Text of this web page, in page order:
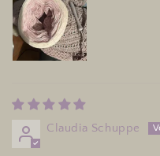
Claudia Schuppe